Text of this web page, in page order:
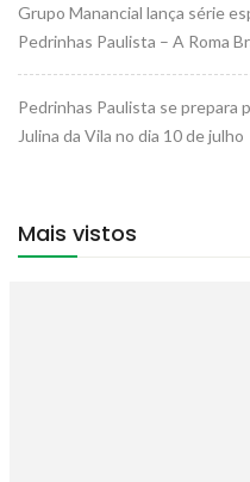
Grupo Manancial lança série
Pedrinhas Paulista – A Roma
Pedrinhas Paulista se prepara
Julina da Vila no dia 10 de julho
Mais vistos